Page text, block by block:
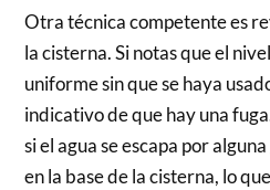
Otra técnica competente es
la cisterna. Si notas que el
uniforme sin que se haya
indicativo de que hay una
si el agua se escapa por
en la base de la cisterna, lo